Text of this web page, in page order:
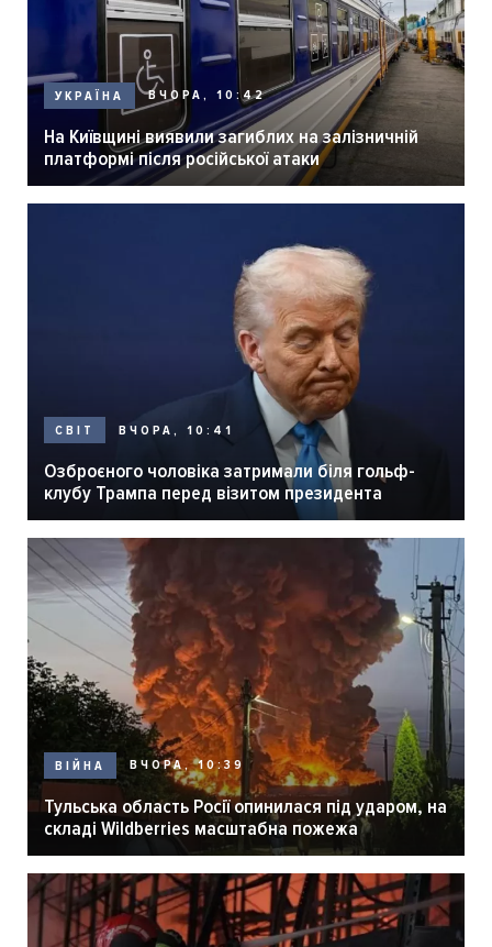
УКРАЇНА ВЧОРА, 10:42
На Київщині виявили загиблих на залізничній
платформі після російської атаки
СВІТ ВЧОРА, 10:41
Озброєного чоловіка затримали біля гольф-
клубу Трампа перед візитом президента
ВІЙНА ВЧОРА, 10:39
Тульська область Росії опинилася під ударом, на
складі Wildberries масштабна пожежа